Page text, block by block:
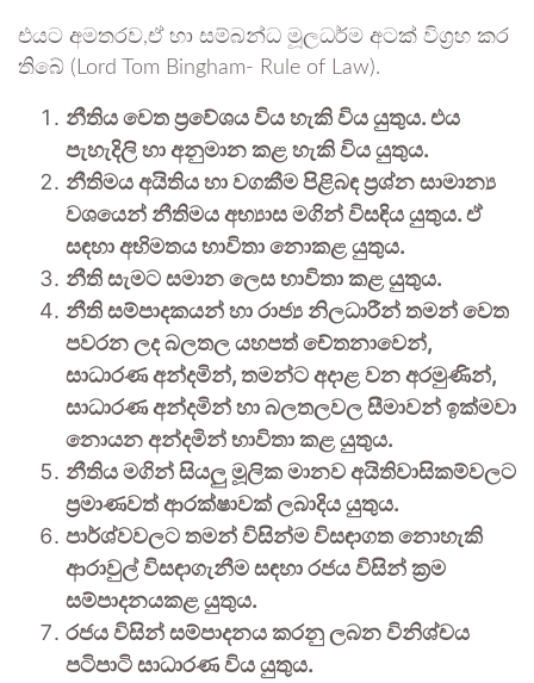
එයට අමතරව,ඒ හා සම්බන්ධ මූලධර්ම අටක් විග්‍රහ කර
තිබේ (Lord Tom Bingham- Rule of Law).
නීතිය වෙත ප්‍රවේශය විය හැකි විය යුතුය. එය
පැහැදිලි හා අනුමාන කළ හැකි විය යුතුය.
නීතිමය අයිතිය හා වගකීම පිළිබඳ ප්‍රශ්න සාමාන්‍ය
වශයෙන් නීතිමය අභ්‍යාස මගින් විසඳිය යුතුය. ඒ
සඳහා අභිමතය භාවිතා නොකළ යුතුය.
නීති සැමට සමාන ලෙස භාවිතා කළ යුතුය.
නීති සම්පාදකයන් හා රාජ්‍ය නිලධාරීන් තමන් වෙත
පවරන ලද බලතල යහපත් චේතනාවෙන්,
සාධාරණ අන්දමින්, තමන්ට අදාළ වන අරමුණින්,
සාධාරණ අන්දමින් හා බලතලවල සීමාවන් ඉක්මවා
නොයන අන්දමින් භාවිතා කළ යුතුය.
නීතිය මගින් සියලු මූලික මානව අයිතිවාසිකම්වලට
ප්‍රමාණවත් ආරක්ෂාවක් ලබාදිය යුතුය.
පාර්ශ්වවලට තමන් විසින්ම විසඳාගත නොහැකි
ආරාවුල් විසඳාගැනීම සඳහා රජය විසින් ක්‍රම
සම්පාදනයකළ යුතුය.
රජය විසින් සම්පාදනය කරනු ලබන විනිශ්චය
පටිපාටි සාධාරණ විය යුතුය.